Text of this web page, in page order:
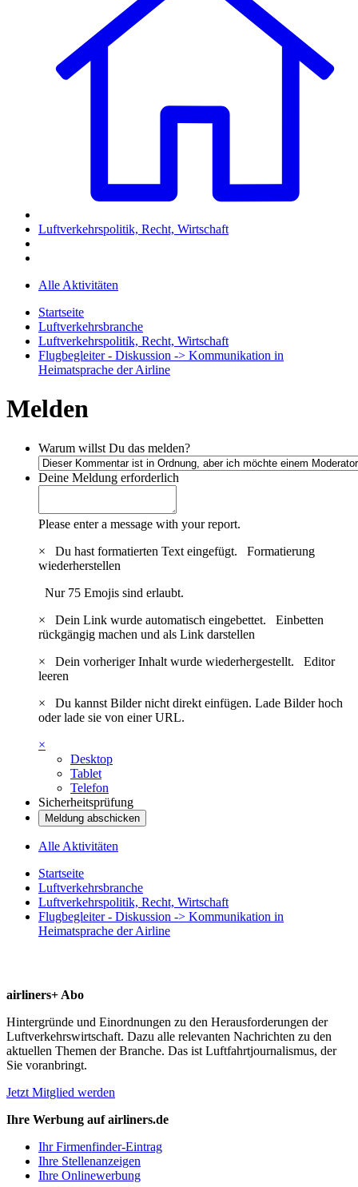
Luftverkehrspolitik, Recht, Wirtschaft
Alle Aktivitäten
Startseite
Luftverkehrsbranche
Luftverkehrspolitik, Recht, Wirtschaft
Flugbegleiter - Diskussion -> Kommunikation in
Heimatsprache der Airline
Melden
Warum willst Du das melden?
Deine Meldung erforderlich
Please enter a message with your report.
×
Du hast formatierten Text eingefügt. Formatierung
wiederherstellen
Nur 75 Emojis sind erlaubt.
×
Dein Link wurde automatisch eingebettet. Einbetten
rückgängig machen und als Link darstellen
×
Dein vorheriger Inhalt wurde wiederhergestellt. Editor
leeren
×
Du kannst Bilder nicht direkt einfügen. Lade Bilder hoch
oder lade sie von einer URL.
×
Desktop
Tablet
Telefon
Sicherheitsprüfung
Meldung abschicken
Alle Aktivitäten
Startseite
Luftverkehrsbranche
Luftverkehrspolitik, Recht, Wirtschaft
Flugbegleiter - Diskussion -> Kommunikation in
Heimatsprache der Airline
airliners+ Abo
Hintergründe und Einordnungen zu den Herausforderungen der
Luftverkehrswirtschaft. Dazu alle relevanten Nachrichten zu den
aktuellen Themen der Branche. Das ist Luftfahrtjournalismus, der
Sie voranbringt.
Jetzt Mitglied werden
Ihre Werbung auf airliners.de
Ihr Firmenfinder-Eintrag
Ihre Stellenanzeigen
Ihre Onlinewerbung